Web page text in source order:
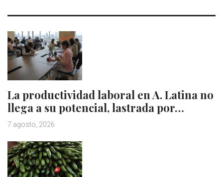
La productividad laboral en A. Latina no
llega a su potencial, lastrada por…
7 agosto, 2026